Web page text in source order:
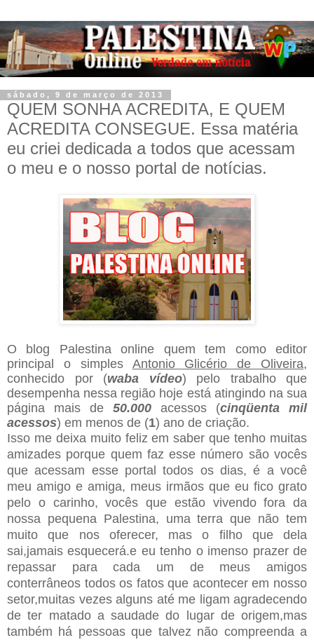
sábado, 9 de março de 2013
QUEM SONHA ACREDITA, E QUEM
ACREDITA CONSEGUE. Essa matéria
eu criei dedicada a todos que acessam
o meu e o nosso portal de notícias.
O blog Palestina online quem tem como editor
principal o simples Antonio Glicério de Oliveira,
conhecido por (waba vídeo) pelo trabalho que
desempenha nessa região hoje está atingindo na sua
página mais de 50.000 acessos (cinqüenta mil
acessos) em menos de (1) ano de criação.
Isso me deixa muito feliz em saber que tenho muitas
amizades porque quem faz esse número são vocês
que acessam esse portal todos os dias, é a você
meu amigo e amiga, meus irmãos que eu fico grato
pelo o carinho, vocês que estão vivendo fora da
nossa pequena Palestina, uma terra que não tem
muito que nos oferecer, mas o filho que dela
sai,jamais esquecerá.e eu tenho o imenso prazer de
repassar para cada um de meus amigos
conterrâneos todos os fatos que acontecer em nosso
setor,muitas vezes alguns até me ligam agradecendo
de ter matado a saudade do lugar de origem,mas
também há pessoas que talvez não compreenda a